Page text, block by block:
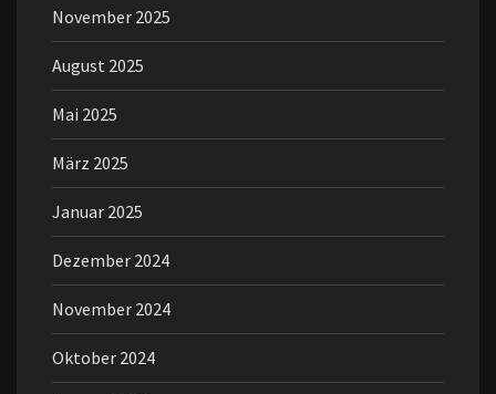
November 2025
August 2025
Mai 2025
März 2025
Januar 2025
Dezember 2024
November 2024
Oktober 2024